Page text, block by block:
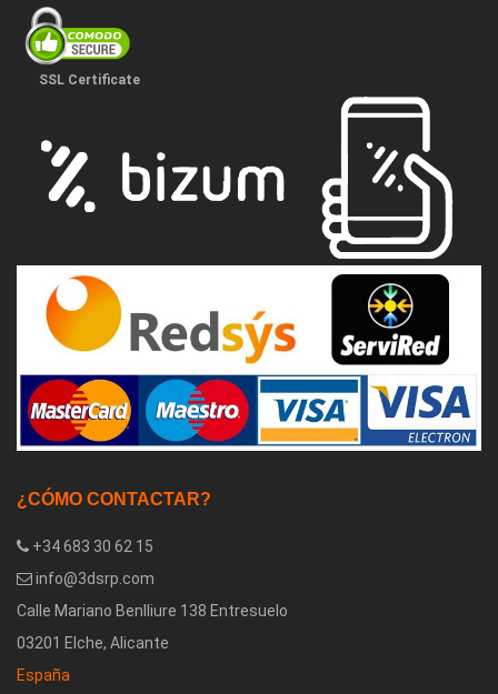
SSL Certificate
¿CÓMO CONTACTAR?
+34 683 30 62 15
info@3dsrp.com
Calle Mariano Benlliure 138 Entresuelo
03201 Elche, Alicante
España